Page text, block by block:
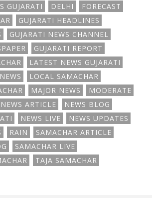
GUJARATI
DELHI
FORECAST
GUJARATI HEADLINES
GUJARATI NEWS CHANNEL
GUJARATI REPORT
LATEST NEWS GUJARATI
LOCAL SAMACHAR
MAJOR NEWS
MODERATE
NEWS ARTICLE
NEWS BLOG
NEWS LIVE
NEWS UPDATES
RAIN
SAMACHAR ARTICLE
SAMACHAR LIVE
TAJA SAMACHAR